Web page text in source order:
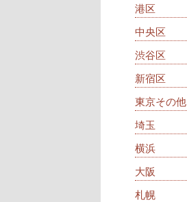
港区
中央区
渋谷区
新宿区
東京その他
埼玉
横浜
大阪
札幌